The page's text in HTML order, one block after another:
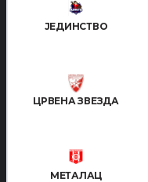
ЈЕДИНСТВО
ЦРВЕНА ЗВЕЗДА
МЕТАЛАЦ